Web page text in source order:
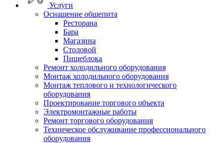
Услуги
Оснащение общепита
Ресторана
Бара
Магазина
Столовой
Пищеблока
Ремонт холодильного оборудования
Монтаж холодильного оборудования
Монтаж теплового и технологического
оборудования
Проектирование торгового объекта
Электромонтажные работы
Ремонт торгового оборудования
Техническое обслуживание профессионального
оборудования